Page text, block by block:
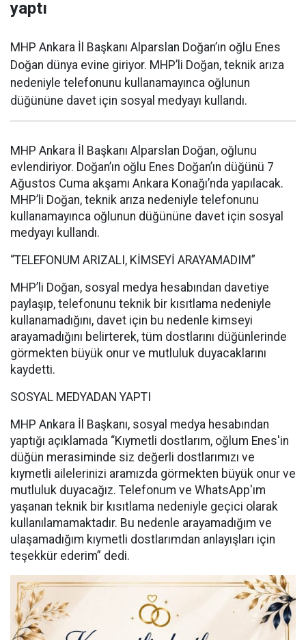
yaptı
MHP Ankara İl Başkanı Alparslan Doğan’ın oğlu Enes
Doğan dünya evine giriyor. MHP’li Doğan, teknik arıza
nedeniyle telefonunu kullanamayınca oğlunun
düğününe davet için sosyal medyayı kullandı.
MHP Ankara İl Başkanı Alparslan Doğan, oğlunu
evlendiriyor. Doğan’ın oğlu Enes Doğan’ın düğünü 7
Ağustos Cuma akşamı Ankara Konağı’nda yapılacak.
MHP’li Doğan, teknik arıza nedeniyle telefonunu
kullanamayınca oğlunun düğününe davet için sosyal
medyayı kullandı.
“TELEFONUM ARIZALI, KİMSEYİ ARAYAMADIM”
MHP’li Doğan, sosyal medya hesabından davetiye
paylaşıp, telefonunu teknik bir kısıtlama nedeniyle
kullanamadığını, davet için bu nedenle kimseyi
arayamadığını belirterek, tüm dostlarını düğünlerinde
görmekten büyük onur ve mutluluk duyacaklarını
kaydetti.
SOSYAL MEDYADAN YAPTI
MHP Ankara İl Başkanı, sosyal medya hesabından
yaptığı açıklamada “Kıymetli dostlarım, oğlum Enes'in
düğün merasiminde siz değerli dostlarımızı ve
kıymetli ailelerinizi aramızda görmekten büyük onur ve
mutluluk duyacağız. Telefonum ve WhatsApp'ım
yaşanan teknik bir kısıtlama nedeniyle geçici olarak
kullanılamamaktadır. Bu nedenle arayamadığım ve
ulaşamadığım kıymetli dostlarımdan anlayışları için
teşekkür ederim” dedi.